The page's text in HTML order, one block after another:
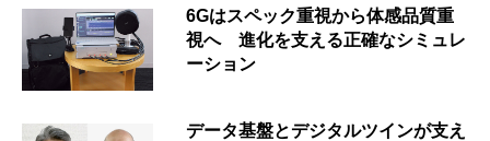
6Gはスペック重視から体感品質重
視へ 進化を支える正確なシミュレ
ーション
データ基盤とデジタルツインが支え